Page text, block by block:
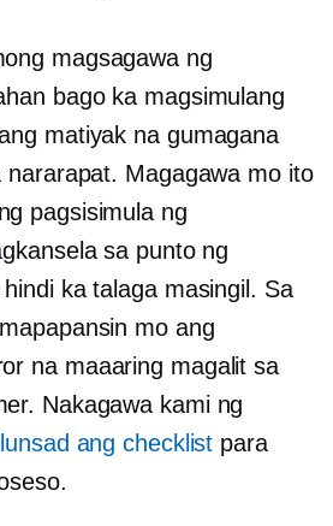
magsagawa ng
bago ka magsimulang
matiyak na gumagana
nararapat. Magagawa mo ito
pagsisimula ng
sa punto ng
ka talaga masingil. Sa
mo ang
na maaaring magalit sa
Nakagawa kami ng
ang checklist para